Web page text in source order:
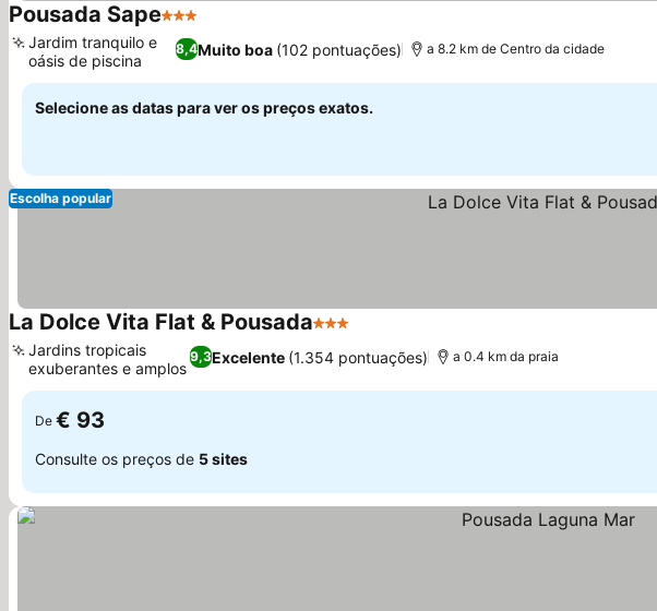
Pousada Sape3 Estrelas
8,4Muito boa (102 pontuações)
Jardim tranquilo e
oásis de piscina
a 8.2 km de Centro da cidade
Selecione as datas para ver os preços exatos.
Escolha popular
La Dolce Vita Flat & Pousada3 Estrelas
9,3Excelente (1.354 pontuações)
Jardins tropicais
exuberantes e amplos
a 0.4 km da praia
De € 93
Consulte os preços de 5 sites